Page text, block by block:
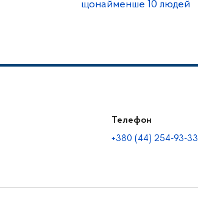
щонайменше 10 людей
Телефон
+380 (44) 254-93-33